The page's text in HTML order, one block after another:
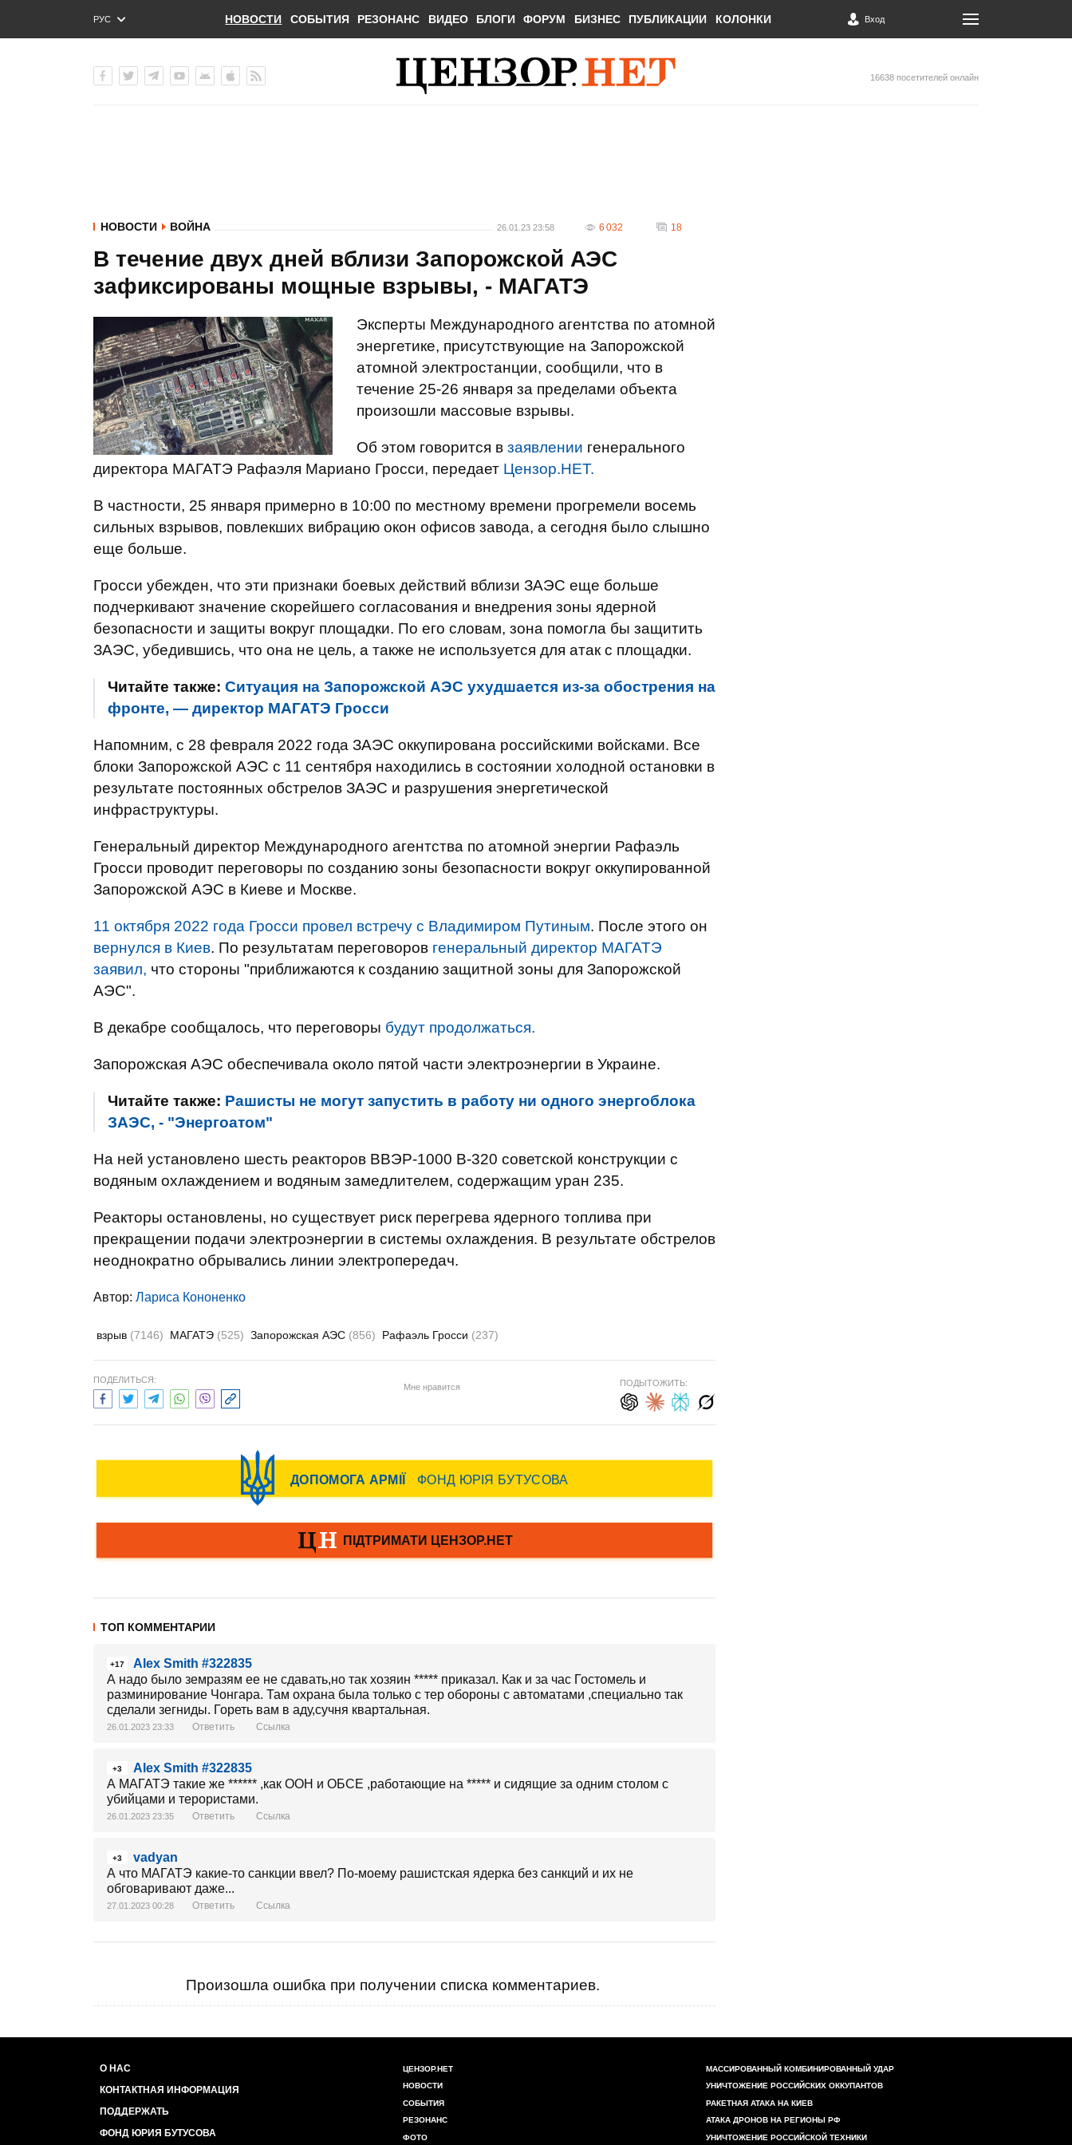
РУС
ENG
НОВОСТИ СОБЫТИЯ РЕЗОНАНС ВИДЕО БЛОГИ ФОРУМ БИЗНЕС ПУБЛИКАЦИИ КОЛОНКИ Вход
16638 посетителей онлайн
НОВОСТИ ВОЙНА 26.01.23 23:58 6 032 18
В течение двух дней вблизи Запорожской АЭС
зафиксированы мощные взрывы, - МАГАТЭ
Эксперты Международного агентства по атомной
энергетике, присутствующие на Запорожской
атомной электростанции, сообщили, что в
течение 25-26 января за пределами объекта
произошли массовые взрывы.
Об этом говорится в заявлении генерального
директора МАГАТЭ Рафаэля Мариано Гросси, передает Цензор.НЕТ.
В частности, 25 января примерно в 10:00 по местному времени прогремели восемь
сильных взрывов, повлекших вибрацию окон офисов завода, а сегодня было слышно
еще больше.
Гросси убежден, что эти признаки боевых действий вблизи ЗАЭС еще больше
подчеркивают значение скорейшего согласования и внедрения зоны ядерной
безопасности и защиты вокруг площадки. По его словам, зона помогла бы защитить
ЗАЭС, убедившись, что она не цель, а также не используется для атак с площадки.
Читайте также: Ситуация на Запорожской АЭС ухудшается из-за обострения на
фронте, — директор МАГАТЭ Гросси
Напомним, с 28 февраля 2022 года ЗАЭС оккупирована российскими войсками. Все
блоки Запорожской АЭС с 11 сентября находились в состоянии холодной остановки в
результате постоянных обстрелов ЗАЭС и разрушения энергетической
инфраструктуры.
Генеральный директор Международного агентства по атомной энергии Рафаэль
Гросси проводит переговоры по созданию зоны безопасности вокруг оккупированной
Запорожской АЭС в Киеве и Москве.
11 октября 2022 года Гросси провел встречу с Владимиром Путиным. После этого он
вернулся в Киев. По результатам переговоров генеральный директор МАГАТЭ
заявил, что стороны "приближаются к созданию защитной зоны для Запорожской
АЭС".
В декабре сообщалось, что переговоры будут продолжаться.
Запорожская АЭС обеспечивала около пятой части электроэнергии в Украине.
Читайте также: Рашисты не могут запустить в работу ни одного энергоблока
ЗАЭС, - "Энергоатом"
На ней установлено шесть реакторов ВВЭР-1000 В-320 советской конструкции с
водяным охлаждением и водяным замедлителем, содержащим уран 235.
Реакторы остановлены, но существует риск перегрева ядерного топлива при
прекращении подачи электроэнергии в системы охлаждения. В результате обстрелов
неоднократно обрывались линии электропередач.
Автор: Лариса Кононенко
взрыв (7146) МАГАТЭ (525) Запорожская АЭС (856) Рафаэль Гросси (237)
ПОДЕЛИТЬСЯ:
Мне нравится ПОДЫТОЖИТЬ:
ТОП КОММЕНТАРИИ
+17
Alex Smith #322835
А надо было земразям ее не сдавать,но так хозяин ***** приказал. Как и за час Гостомель и
разминирование Чонгара. Там охрана была только с тер обороны с автоматами ,специально так
сделали зегниды. Гореть вам в аду,сучня квартальная.
26.01.2023 23:33 Ответить Ссылка
+3
Alex Smith #322835
А МАГАТЭ такие же ****** ,как ООН и ОБСЕ ,работающие на ***** и сидящие за одним столом с
убийцами и терористами.
26.01.2023 23:35 Ответить Ссылка
+3
vadyan
А что МАГАТЭ какие-то санкции ввел? По-моему рашистская ядерка без санкций и их не
обговаривают даже...
27.01.2023 00:28 Ответить Ссылка
Произошла ошибка при получении списка комментариев.
О НАС
КОНТАКТНАЯ ИНФОРМАЦИЯ
ПОДДЕРЖАТЬ
ФОНД ЮРИЯ БУТУСОВА
ЦЕНЗОР.НЕТ
НОВОСТИ
СОБЫТИЯ
РЕЗОНАНС
ФОТО
МАССИРОВАННЫЙ КОМБИНИРОВАННЫЙ УДАР
УНИЧТОЖЕНИЕ РОССИЙСКИХ ОККУПАНТОВ
РАКЕТНАЯ АТАКА НА КИЕВ
АТАКА ДРОНОВ НА РЕГИОНЫ РФ
УНИЧТОЖЕНИЕ РОССИЙСКОЙ ТЕХНИКИ